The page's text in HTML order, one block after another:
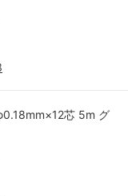
芯 5m グ